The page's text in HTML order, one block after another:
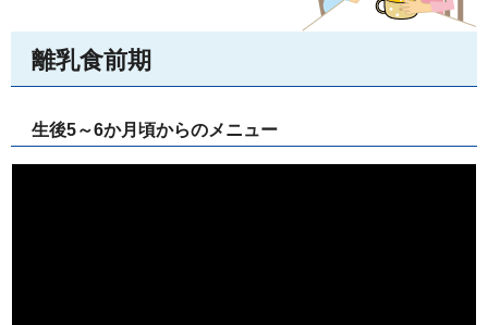
離乳食前期
生後5～6か月頃からのメニュー